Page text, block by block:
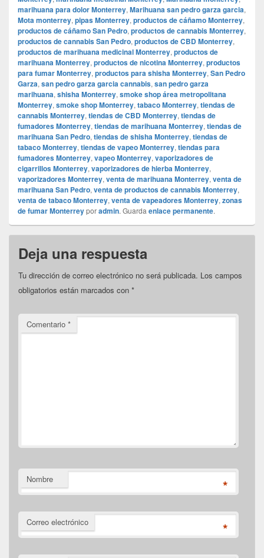
marihuana para dolor Monterrey, Marihuana san pedro garza garcia,
Mota monterrey, pipas Monterrey, productos de cáñamo Monterrey,
productos de cáñamo San Pedro, productos de cannabis Monterrey,
productos de cannabis San Pedro, productos de CBD Monterrey,
productos de marihuana medicinal Monterrey, productos de
marihuana Monterrey, productos de nicotina Monterrey, productos
para fumar Monterrey, productos para shisha Monterrey, San Pedro
Garza, san pedro garza garcia cannabis, san pedro garza
marihuana, shisha Monterrey, smoke shop área metropolitana
Monterrey, smoke shop Monterrey, tabaco Monterrey, tiendas de
cannabis Monterrey, tiendas de CBD Monterrey, tiendas de
fumadores Monterrey, tiendas de marihuana Monterrey, tiendas de
marihuana San Pedro, tiendas de shisha Monterrey, tiendas de
tabaco Monterrey, tiendas de vapeo Monterrey, tiendas para
fumadores Monterrey, vapeo Monterrey, vaporizadores de
cigarrillos Monterrey, vaporizadores de hierba Monterrey,
vaporizadores Monterrey, venta de marihuana Monterrey, venta de
marihuana San Pedro, venta de productos de cannabis Monterrey,
venta de tabaco Monterrey, venta de vapeadores Monterrey, zonas
de fumar Monterreyporadmin. Guarda enlace permanente.
Deja una respuesta
Tu dirección de correo electrónico no será publicada. Los campos
obligatorios están marcados con *
Comentario *
Nombre *
Correo electrónico *